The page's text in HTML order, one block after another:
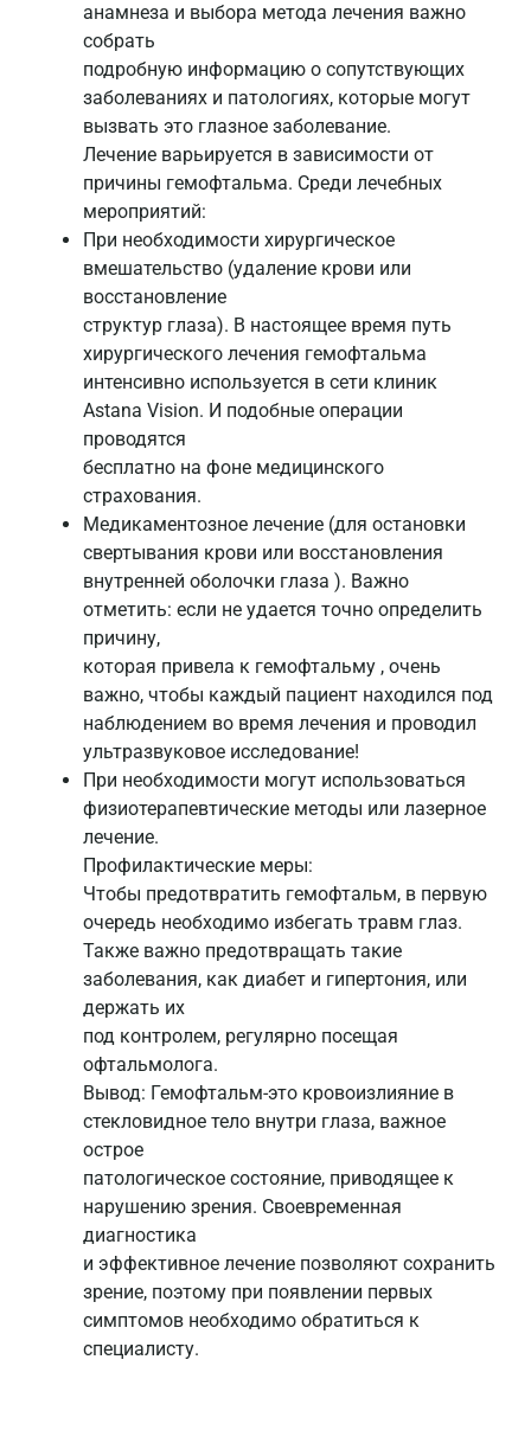
анамнеза и выбора метода лечения важно
собрать
подробную информацию о сопутствующих
заболеваниях и патологиях, которые могут
вызвать это глазное заболевание.
Лечение варьируется в зависимости от
причины гемофтальма. Среди лечебных
мероприятий:
При необходимости хирургическое
вмешательство (удаление крови или
восстановление
структур глаза). В настоящее время путь
хирургического лечения гемофтальма
интенсивно используется в сети клиник
Astana Vision. И подобные операции
проводятся
бесплатно на фоне медицинского
страхования.
Медикаментозное лечение (для остановки
свертывания крови или восстановления
внутренней оболочки глаза ). Важно
отметить: если не удается точно определить
причину,
которая привела к гемофтальму , очень
важно, чтобы каждый пациент находился под
наблюдением во время лечения и проводил
ультразвуковое исследование!
При необходимости могут использоваться
физиотерапевтические методы или лазерное
лечение.
Профилактические меры:
Чтобы предотвратить гемофтальм, в первую
очередь необходимо избегать травм глаз.
Также важно предотвращать такие
заболевания, как диабет и гипертония, или
держать их
под контролем, регулярно посещая
офтальмолога.
Вывод: Гемофтальм-это кровоизлияние в
стекловидное тело внутри глаза, важное
острое
патологическое состояние, приводящее к
нарушению зрения. Своевременная
диагностика
и эффективное лечение позволяют сохранить
зрение, поэтому при появлении первых
симптомов необходимо обратиться к
специалисту.